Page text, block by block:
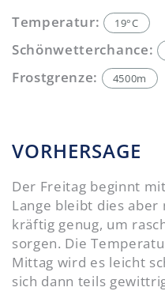
Temperatur: 19°C
Schönwetterchance:
Frostgrenze: 4500m
VORHERSAGE
Der Freitag beginnt
Lange bleibt dies aber
kräftig genug, um
sorgen. Die
Mittag wird es leicht
sich dann teils